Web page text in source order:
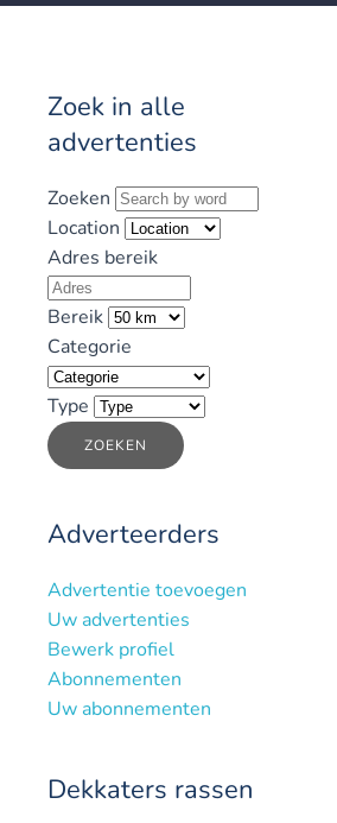
Zoek in alle
advertenties
Zoeken
Location
Adres bereik
Bereik
Categorie
Type
ZOEKEN
Adverteerders
Advertentie toevoegen
Uw advertenties
Bewerk profiel
Abonnementen
Uw abonnementen
Dekkaters rassen